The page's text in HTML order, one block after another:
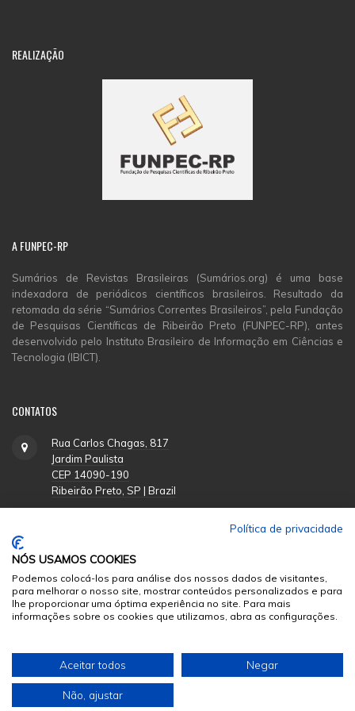
REALIZAÇÃO
AFUNPEC-RP
Sumários de Revistas Brasileiras (Sumários.org) é uma base
indexadora de periódicos científicos brasileiros. Resultado da
retomada da série “Sumários Correntes Brasileiros”, pela Fundação
de Pesquisas Científicas de Ribeirão Preto (FUNPEC-RP), antes
desenvolvido pelo Instituto Brasileiro de Informação em Ciências e
Tecnologia (IBICT).
CONTATOS
Rua Carlos Chagas, 817
Jardim Paulista
CEP 14090-190
Ribeirão Preto, SP | Brazil
suporte@funpecrp.com.br
© 2026 Sumários.org
. Todos os Direitos Reservados
Desenvolvido por
Política de privacidade
NÓS USAMOS COOKIES
Podemos colocá-los para análise dos nossos dados de visitantes,
para melhorar o nosso site, mostrar conteúdos personalizados e para
lhe proporcionar uma óptima experiência no site. Para mais
informações sobre os cookies que utilizamos, abra as configurações.
Aceitar todos Negar
Não, ajustar